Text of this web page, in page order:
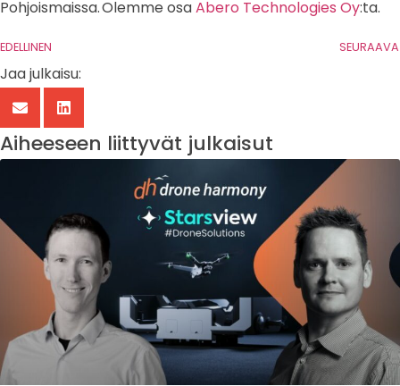
Pohjoismaissa.Olemme osaAbero Technologies Oy:ta.
EDELLINEN SEURAAVA
Jaa julkaisu:
Aiheeseen liittyvät julkaisut